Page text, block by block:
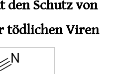
den Schutz von
tödlichen Viren